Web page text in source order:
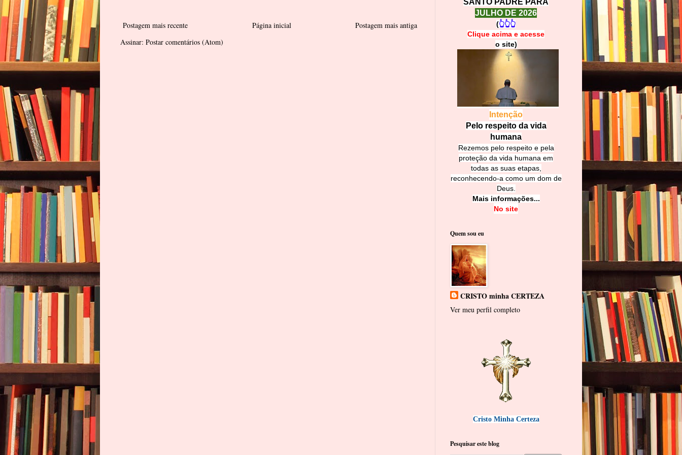
Postagem mais recente Postagem mais antiga
Página inicial
Assinar: Postar comentários (Atom)
SANTO PADRE PARA
JULHO DE 2026
(👆👆👆
Clique acima e acesse
o site)
Intenção
Pelo respeito da vida
humana
Rezemos pelo respeito e pela
proteção da vida humana em
todas as suas etapas,
reconhecendo-a como um dom de
Deus.
Mais informações...
No site
Quem sou eu
CRISTO minha CERTEZA
Ver meu perfil completo
Cristo Minha Certeza
Pesquisar este blog